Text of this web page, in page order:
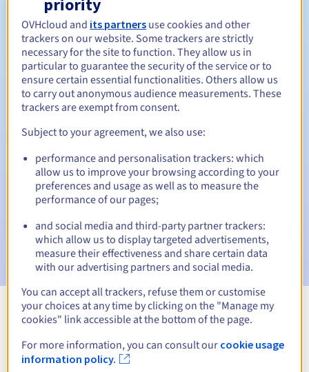
Verlengingsperiode
Inlosperiode
Automatische meldingen:
60, 30, 15, 7 en 3 dagen vóór de
vervaldatum
E-mail op de vervaldatum om de schorsing van de
domeinnaam te melden
E-mail na de Redemption Grace Periodom de
verwijdering van de domeinnaam te melden
Bekijk alle extensies
Informatie over .nysa.pl
priority
OVHcloud and its partners use cookies and other
trackers on our website. Some trackers are strictly
necessary for the site to function. They allow us in
particular to guarantee the security of the service or to
ensure certain essential functionalities. Others allow us
to carry out anonymous audience measurements. These
trackers are exempt from consent.
Subject to your agreement, we also use:
performance and personalisation trackers: which
allow us to improve your browsing according to your
preferences and usage as well as to measure the
performance of our pages;
and social media and third-party partner trackers:
which allow us to display targeted advertisements,
measure their effectiveness and share certain data
with our advertising partners and social media.
You can accept all trackers, refuse them or customise
your choices at any time by clicking on the "Manage my
cookies" link accessible at the bottom of the page.
For more information, you can consult our cookie usage
information policy.